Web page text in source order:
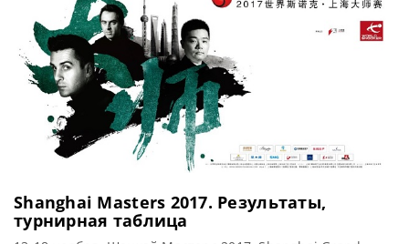
Shanghai Masters 2017. Результаты,
турнирная таблица